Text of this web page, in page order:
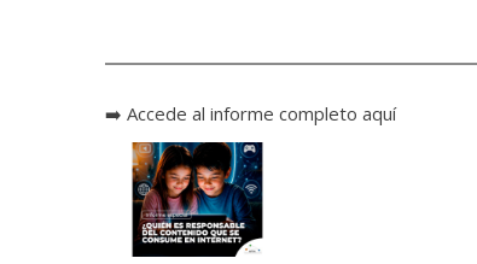
➡️ Accede al informe completo aquí